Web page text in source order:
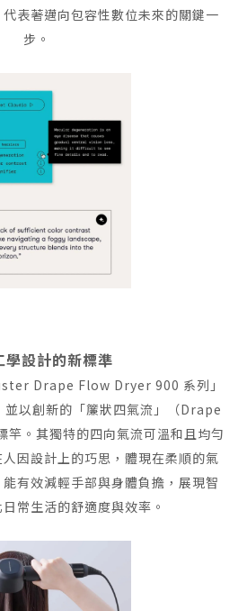
表著邁向包容性數位未來的關鍵一
步。
學設計的新標準
Drape Flow Dryer 900 系列」
以創新的「簾狀四氣流」（Drape
竿。其獨特的四向氣流可溫和且均勻
因設計上的巧思，體現在柔順的氣
有效減輕手部與身體負擔，展現智
常生活的舒適度與效率。